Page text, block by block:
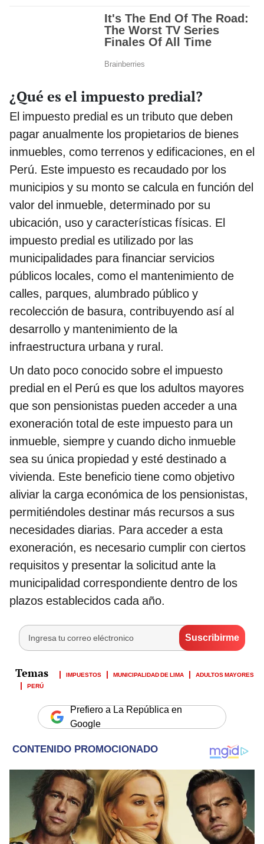
¿Qué es el impuesto predial?
El impuesto predial es un tributo que deben
pagar anualmente los propietarios de bienes
inmuebles, como terrenos y edificaciones, en el
Perú. Este impuesto es recaudado por los
municipios y su monto se calcula en función del
valor del inmueble, determinado por su
ubicación, uso y características físicas. El
impuesto predial es utilizado por las
municipalidades para financiar servicios
públicos locales, como el mantenimiento de
calles, parques, alumbrado público y
recolección de basura, contribuyendo así al
desarrollo y mantenimiento de la
infraestructura urbana y rural.
Un dato poco conocido sobre el impuesto
predial en el Perú es que los adultos mayores
que son pensionistas pueden acceder a una
exoneración total de este impuesto para un
inmueble, siempre y cuando dicho inmueble
sea su única propiedad y esté destinado a
vivienda. Este beneficio tiene como objetivo
aliviar la carga económica de los pensionistas,
permitiéndoles destinar más recursos a sus
necesidades diarias. Para acceder a esta
exoneración, es necesario cumplir con ciertos
requisitos y presentar la solicitud ante la
municipalidad correspondiente dentro de los
plazos establecidos cada año.
IMPUESTOS MUNICIPALIDAD DE LIMA
ADULTOS MAYORES
PERÚ
Prefiero a La República en
Google